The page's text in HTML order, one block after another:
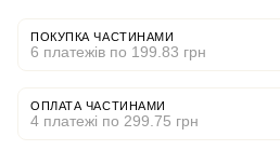
ПОКУПКА ЧАСТИНАМИ
6 платежів по 199.83 грн
ОПЛАТА ЧАСТИНАМИ
4 платежі по 299.75 грн